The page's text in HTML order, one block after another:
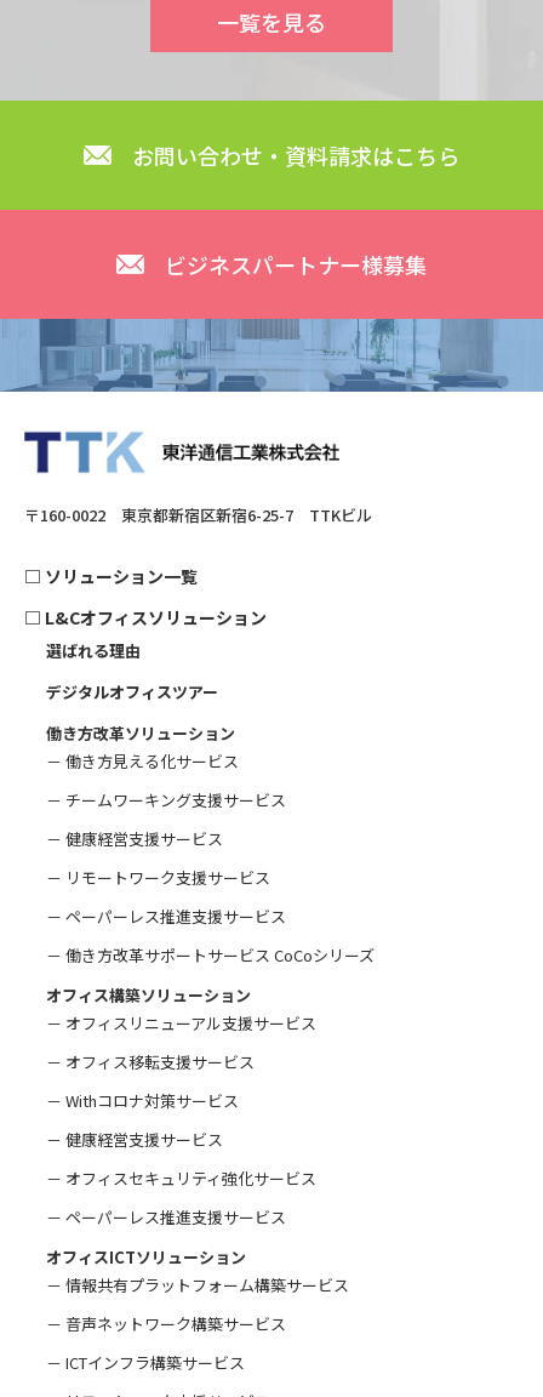
一覧を見る
お問い合わせ・資料請求はこちら
ビジネスパートナー様募集
〒160-0022 東京都新宿区新宿6-25-7 TTKビル
□ ソリューション一覧
□ L&Cオフィスソリューション
選ばれる理由
デジタルオフィスツアー
働き方改革ソリューション
－ 働き方見える化サービス
－ チームワーキング支援サービス
－ 健康経営支援サービス
－ リモートワーク支援サービス
－ ペーパーレス推進支援サービス
－ 働き方改革サポートサービス CoCoシリーズ
オフィス構築ソリューション
－ オフィスリニューアル支援サービス
－ オフィス移転支援サービス
－ Withコロナ対策サービス
－ 健康経営支援サービス
－ オフィスセキュリティ強化サービス
－ ペーパーレス推進支援サービス
オフィスICTソリューション
－ 情報共有プラットフォーム構築サービス
－ 音声ネットワーク構築サービス
－ ICTインフラ構築サービス